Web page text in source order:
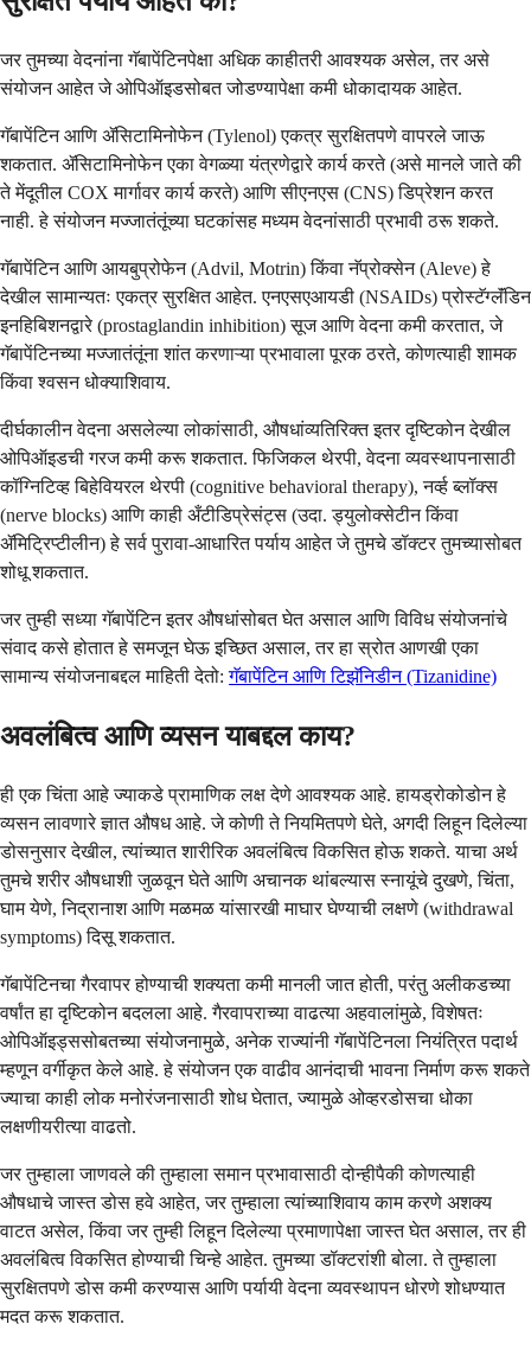
जर तुमच्या वेदनांना गॅबापेंटिनपेक्षा अधिक काहीतरी आवश्यक असेल, तर असे
संयोजन आहेत जे ओपिऑइडसोबत जोडण्यापेक्षा कमी धोकादायक आहेत.
गॅबापेंटिन आणि ॲसिटामिनोफेन (Tylenol) एकत्र सुरक्षितपणे वापरले जाऊ
शकतात. ॲसिटामिनोफेन एका वेगळ्या यंत्रणेद्वारे कार्य करते (असे मानले जाते की
ते मेंदूतील COX मार्गावर कार्य करते) आणि सीएनएस (CNS) डिप्रेशन करत
नाही. हे संयोजन मज्जातंतूंच्या घटकांसह मध्यम वेदनांसाठी प्रभावी ठरू शकते.
गॅबापेंटिन आणि आयबुप्रोफेन (Advil, Motrin) किंवा नॅप्रोक्सेन (Aleve) हे
देखील सामान्यतः एकत्र सुरक्षित आहेत. एनएसएआयडी (NSAIDs) प्रोस्टॅग्लॅंडिन
इनहिबिशनद्वारे (prostaglandin inhibition) सूज आणि वेदना कमी करतात, जे
गॅबापेंटिनच्या मज्जातंतूंना शांत करणाऱ्या प्रभावाला पूरक ठरते, कोणत्याही शामक
किंवा श्वसन धोक्याशिवाय.
दीर्घकालीन वेदना असलेल्या लोकांसाठी, औषधांव्यतिरिक्त इतर दृष्टिकोन देखील
ओपिऑइडची गरज कमी करू शकतात. फिजिकल थेरपी, वेदना व्यवस्थापनासाठी
कॉग्निटिव्ह बिहेवियरल थेरपी (cognitive behavioral therapy), नर्व्ह ब्लॉक्स
(nerve blocks) आणि काही अँटीडिप्रेसंट्स (उदा. ड्युलोक्सेटीन किंवा
ॲमिट्रिप्टीलीन) हे सर्व पुरावा-आधारित पर्याय आहेत जे तुमचे डॉक्टर तुमच्यासोबत
शोधू शकतात.
जर तुम्ही सध्या गॅबापेंटिन इतर औषधांसोबत घेत असाल आणि विविध संयोजनांचे
संवाद कसे होतात हे समजून घेऊ इच्छित असाल, तर हा स्रोत आणखी एका
सामान्य संयोजनाबद्दल माहिती देतो:गॅबापेंटिन आणि टिझॅनिडीन (Tizanidine)
अवलंबित्व आणि व्यसन याबद्दल काय?
ही एक चिंता आहे ज्याकडे प्रामाणिक लक्ष देणे आवश्यक आहे. हायड्रोकोडोन हे
व्यसन लावणारे ज्ञात औषध आहे. जे कोणी ते नियमितपणे घेते, अगदी लिहून दिलेल्या
डोसनुसार देखील, त्यांच्यात शारीरिक अवलंबित्व विकसित होऊ शकते. याचा अर्थ
तुमचे शरीर औषधाशी जुळवून घेते आणि अचानक थांबल्यास स्नायूंचे दुखणे, चिंता,
घाम येणे, निद्रानाश आणि मळमळ यांसारखी माघार घेण्याची लक्षणे (withdrawal
symptoms) दिसू शकतात.
गॅबापेंटिनचा गैरवापर होण्याची शक्यता कमी मानली जात होती, परंतु अलीकडच्या
वर्षांत हा दृष्टिकोन बदलला आहे. गैरवापराच्या वाढत्या अहवालांमुळे, विशेषतः
ओपिऑइड्ससोबतच्या संयोजनामुळे, अनेक राज्यांनी गॅबापेंटिनला नियंत्रित पदार्थ
म्हणून वर्गीकृत केले आहे. हे संयोजन एक वाढीव आनंदाची भावना निर्माण करू शकते
ज्याचा काही लोक मनोरंजनासाठी शोध घेतात, ज्यामुळे ओव्हरडोसचा धोका
लक्षणीयरीत्या वाढतो.
जर तुम्हाला जाणवले की तुम्हाला समान प्रभावासाठी दोन्हीपैकी कोणत्याही
औषधाचे जास्त डोस हवे आहेत, जर तुम्हाला त्यांच्याशिवाय काम करणे अशक्य
वाटत असेल, किंवा जर तुम्ही लिहून दिलेल्या प्रमाणापेक्षा जास्त घेत असाल, तर ही
अवलंबित्व विकसित होण्याची चिन्हे आहेत. तुमच्या डॉक्टरांशी बोला. ते तुम्हाला
सुरक्षितपणे डोस कमी करण्यास आणि पर्यायी वेदना व्यवस्थापन धोरणे शोधण्यात
मदत करू शकतात.